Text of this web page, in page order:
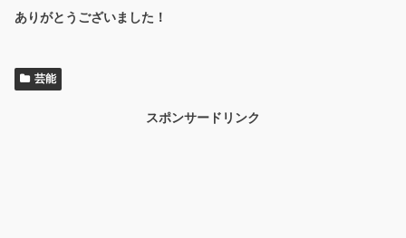
ありがとうございました！
芸能
スポンサードリンク